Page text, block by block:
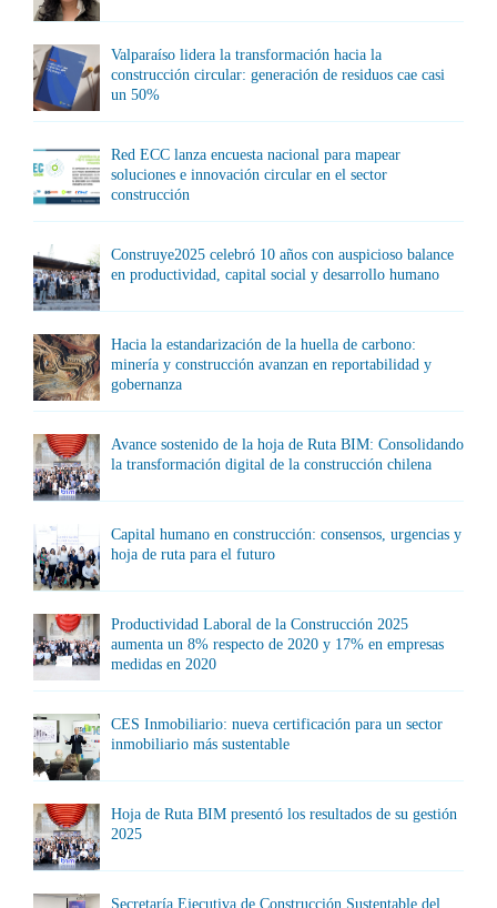
Valparaíso lidera la transformación hacia la
construcción circular: generación de residuos cae casi
un 50%
Red ECC lanza encuesta nacional para mapear
soluciones e innovación circular en el sector
construcción
Construye2025 celebró 10 años con auspicioso balance
en productividad, capital social y desarrollo humano
Hacia la estandarización de la huella de carbono:
minería y construcción avanzan en reportabilidad y
gobernanza
Avance sostenido de la hoja de Ruta BIM: Consolidando
la transformación digital de la construcción chilena
Capital humano en construcción: consensos, urgencias y
hoja de ruta para el futuro
Productividad Laboral de la Construcción 2025
aumenta un 8% respecto de 2020 y 17% en empresas
medidas en 2020
CES Inmobiliario: nueva certificación para un sector
inmobiliario más sustentable
Hoja de Ruta BIM presentó los resultados de su gestión
2025
Secretaría Ejecutiva de Construcción Sustentable del